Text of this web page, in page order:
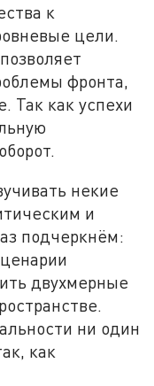
к
цели.
фронта,
Так как успехи
некие
и
подчеркнём:
двухмерные
ни один
как